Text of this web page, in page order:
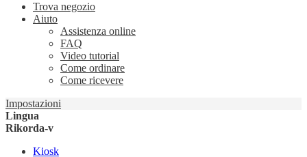
Trova negozio
Aiuto
Assistenza online
FAQ
Video tutorial
Come ordinare
Come ricevere
Impostazioni
Lingua
Rikorda-v
Kiosk